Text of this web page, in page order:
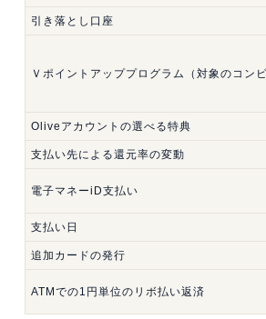
引き落とし口座
Ｖポイントアッププログラム（対象のコン
Oliveアカウントの選べる特典
支払い先による還元率の変動
電子マネーiD支払い
支払い日
追加カードの発行
ATMでの1円単位のリボ払い返済